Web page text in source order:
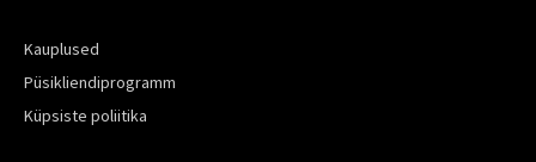
Kauplused
Püsikliendiprogramm
Küpsiste poliitika